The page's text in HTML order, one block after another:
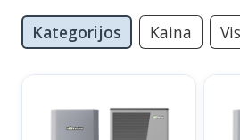
Kategorijos Kaina